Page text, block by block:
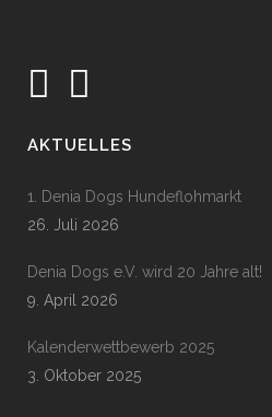
AKTUELLES
1. Denia Dogs Hundeflohmarkt
26. Juli 2026
Denia Dogs e.V. wird 20 Jahre alt!
9. April 2026
Kalenderwettbewerb 2025
3. Oktober 2025